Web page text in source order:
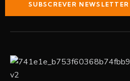
SUBSCREVER NEWSLETTER